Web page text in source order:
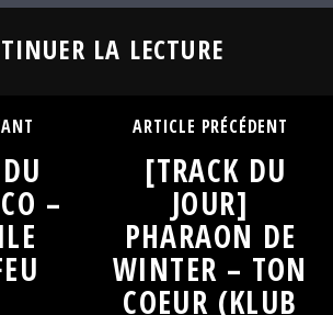
LA LECTURE
–
ARTICLE PRÉCÉDENT
[TRACK DU
JOUR]
PHARAON DE
WINTER – TON
COEUR (KLUB